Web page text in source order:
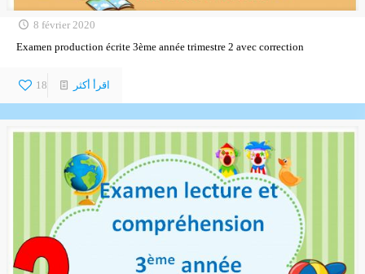
8 février 2020
Examen production écrite 3ème année trimestre 2 avec correction
18 اقرأ أكثر